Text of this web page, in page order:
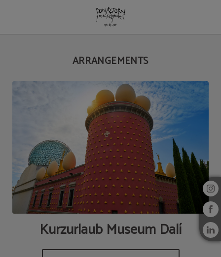
ARRANGEMENTS
Kurzurlaub Museum Dalí